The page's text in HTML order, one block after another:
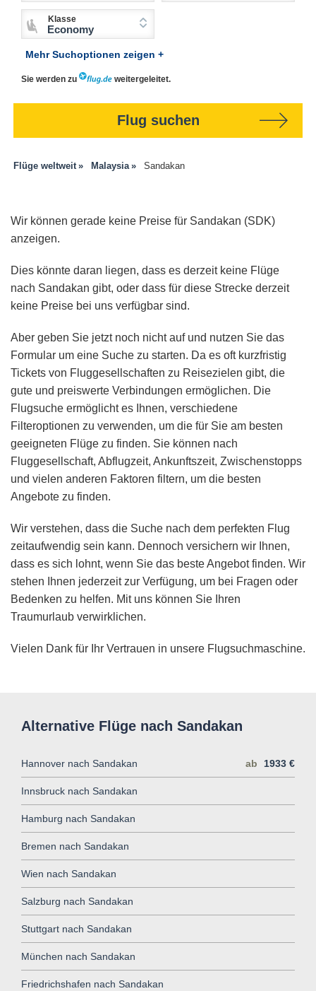
Klasse
Economy
Mehr Suchoptionen zeigen +
Sie werden zu weitergeleitet.
Flug suchen
Flüge weltweit Malaysia Sandakan
Wir können gerade keine Preise für Sandakan (SDK)
anzeigen.
Dies könnte daran liegen, dass es derzeit keine Flüge
nach Sandakan gibt, oder dass für diese Strecke derzeit
keine Preise bei uns verfügbar sind.
Aber geben Sie jetzt noch nicht auf und nutzen Sie das
Formular um eine Suche zu starten. Da es oft kurzfristig
Tickets von Fluggesellschaften zu Reisezielen gibt, die
gute und preiswerte Verbindungen ermöglichen. Die
Flugsuche ermöglicht es Ihnen, verschiedene
Filteroptionen zu verwenden, um die für Sie am besten
geeigneten Flüge zu finden. Sie können nach
Fluggesellschaft, Abflugzeit, Ankunftszeit, Zwischenstopps
und vielen anderen Faktoren filtern, um die besten
Angebote zu finden.
Wir verstehen, dass die Suche nach dem perfekten Flug
zeitaufwendig sein kann. Dennoch versichern wir Ihnen,
dass es sich lohnt, wenn Sie das beste Angebot finden. Wir
stehen Ihnen jederzeit zur Verfügung, um bei Fragen oder
Bedenken zu helfen. Mit uns können Sie Ihren
Traumurlaub verwirklichen.
Vielen Dank für Ihr Vertrauen in unsere Flugsuchmaschine.
Alternative Flüge nach Sandakan
Hannover nach Sandakan ab 1933 €
Innsbruck nach Sandakan
Hamburg nach Sandakan
Bremen nach Sandakan
Wien nach Sandakan
Salzburg nach Sandakan
Stuttgart nach Sandakan
München nach Sandakan
Friedrichshafen nach Sandakan